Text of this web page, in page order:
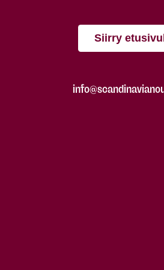
Siirry